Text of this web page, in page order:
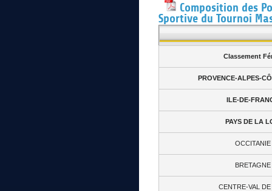
Composition des
Sportive du Tournoi
Classement
PROVENCE-ALPES-
ILE-DE-
PAYS DE LA
OCCITANIE
BRETAGNE
CENTRE-VAL